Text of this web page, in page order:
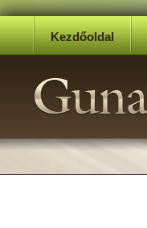
Kezdőoldal